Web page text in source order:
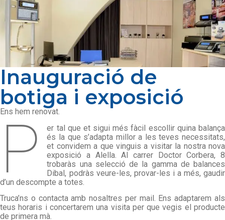
Inauguració de
botiga i exposició
Ens hem renovat.
P
er tal que et sigui més fàcil escollir quina balança
és la que s’adapta millor a les teves necessitats,
et convidem a que vinguis a visitar la nostra nova
exposició a Alella. Al carrer Doctor Corbera, 8
trobaràs una selecció de la gamma de balances
Dibal, podràs veure-les, provar-les i a més, gaudir
d’un descompte a totes.
Truca’ns o contacta amb nosaltres per mail. Ens adaptarem als
teus horaris i concertarem una visita per que vegis el producte
de primera mà.